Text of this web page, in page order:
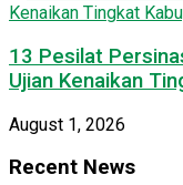
13 Pesilat
Ujian Kenaikan
August 1, 2026
Recent News